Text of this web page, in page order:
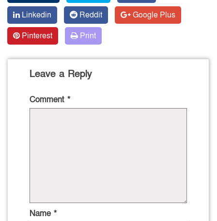
Linkedin
Reddit
Google Plus
Pinterest
Print
Leave a Reply
Comment *
Name *